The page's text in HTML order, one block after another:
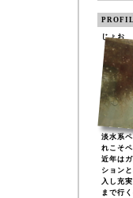
じょお
淡水系
れこそ
近年は
ション
入し充
まで行